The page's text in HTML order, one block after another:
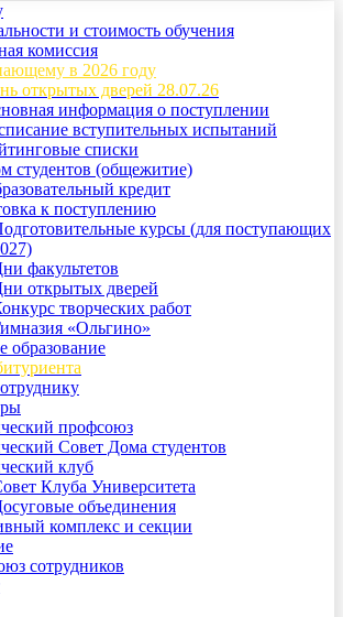
и стоимость обучения
комиссия
в 2026 году
открытых дверей 28.07.26
информация о поступлении
вступительных испытаний
списки
студентов (общежитие)
кредит
к поступлению
курсы (для поступающих
факультетов
открытых дверей
творческих работ
«Ольгино»
образование
профсоюз
Совет Дома студентов
клуб
Клуба Университета
объединения
комплекс и секции
сотрудников